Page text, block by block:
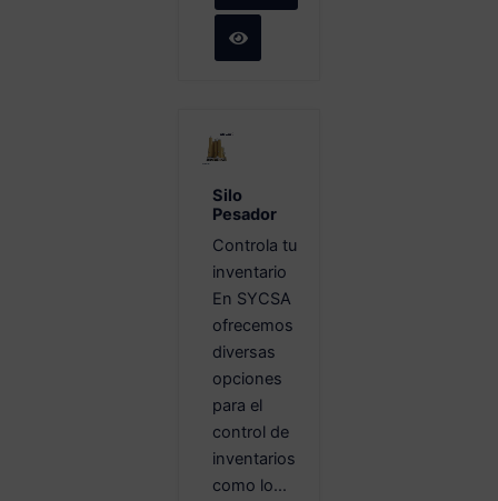
Silo
Pesador
Controla tu
inventario
En SYCSA
ofrecemos
diversas
opciones
para el
control de
inventarios
como lo...